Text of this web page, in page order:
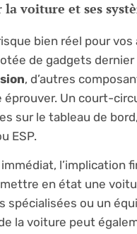
la voiture et ses
bien réel pour
de gadgets
, d’autres
éprouver. Un court-
sur le tableau de
ESP.
l’implication
en état une
spécialisées ou un
la voiture peut